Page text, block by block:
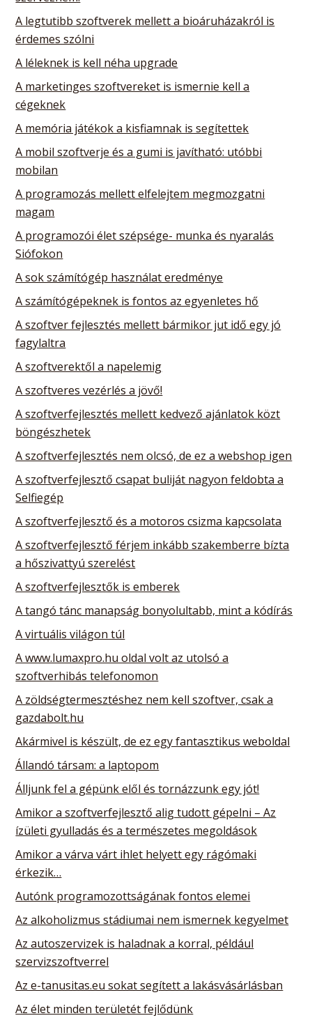
A legtutibb szoftverek mellett a bioáruházakról is
érdemes szólni
A léleknek is kell néha upgrade
A marketinges szoftvereket is ismernie kell a
cégeknek
A memória játékok a kisfiamnak is segítettek
A mobil szoftverje és a gumi is javítható: utóbbi
mobilan
A programozás mellett elfelejtem megmozgatni
magam
A programozói élet szépsége- munka és nyaralás
Siófokon
A sok számítógép használat eredménye
A számítógépeknek is fontos az egyenletes hő
A szoftver fejlesztés mellett bármikor jut idő egy jó
fagylaltra
A szoftverektől a napelemig
A szoftveres vezérlés a jövő!
A szoftverfejlesztés mellett kedvező ajánlatok közt
böngészhetek
A szoftverfejlesztés nem olcsó, de ez a webshop igen
A szoftverfejlesztő csapat buliját nagyon feldobta a
Selfiegép
A szoftverfejlesztő és a motoros csizma kapcsolata
A szoftverfejlesztő férjem inkább szakemberre bízta
a hőszivattyú szerelést
A szoftverfejlesztők is emberek
A tangó tánc manapság bonyolultabb, mint a kódírás
A virtuális világon túl
A www.lumaxpro.hu oldal volt az utolsó a
szoftverhibás telefonomon
A zöldségtermesztéshez nem kell szoftver, csak a
gazdabolt.hu
Akármivel is készült, de ez egy fantasztikus weboldal
Állandó társam: a laptopom
Álljunk fel a gépünk elől és tornázzunk egy jót!
Amikor a szoftverfejlesztő alig tudott gépelni – Az
ízületi gyulladás és a természetes megoldások
Amikor a várva várt ihlet helyett egy rágómaki
érkezik…
Autónk programozottságának fontos elemei
Az alkoholizmus stádiumai nem ismernek kegyelmet
Az autoszervizek is haladnak a korral, például
szervizszoftverrel
Az e-tanusitas.eu sokat segített a lakásvásárlásban
Az élet minden területét fejlődünk